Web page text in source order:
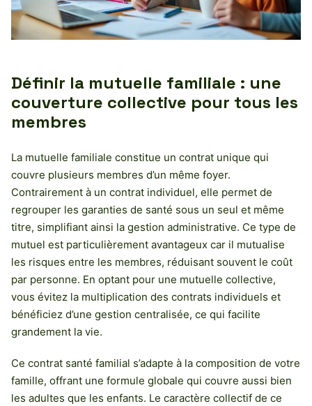
Définir la mutuelle familiale : une
couverture collective pour tous les
membres
La mutuelle familiale constitue un contrat unique qui
couvre plusieurs membres d’un même foyer.
Contrairement à un contrat individuel, elle permet de
regrouper les garanties de santé sous un seul et même
titre, simplifiant ainsi la gestion administrative. Ce type de
mutuel est particulièrement avantageux car il mutualise
les risques entre les membres, réduisant souvent le coût
par personne. En optant pour une mutuelle collective,
vous évitez la multiplication des contrats individuels et
bénéficiez d’une gestion centralisée, ce qui facilite
grandement la vie.
Ce contrat santé familial s’adapte à la composition de votre
famille, offrant une formule globale qui couvre aussi bien
les adultes que les enfants. Le caractère collectif de ce